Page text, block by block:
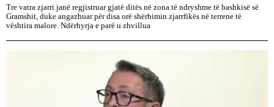
Tre vatra zjarri janë regjistruar gjatë ditës në zona të ndryshme të bashkisë së
Gramshit, duke angazhuar për disa orë shërbimin zjarrfikës në terrene të
vështira malore. Ndërhyrja e parë u zhvillua